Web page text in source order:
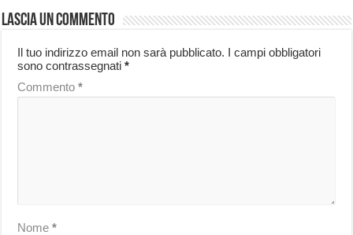
Lascia un commento
Il tuo indirizzo email non sarà pubblicato. I campi obbligatori
sono contrassegnati*
Commento*
Nome*